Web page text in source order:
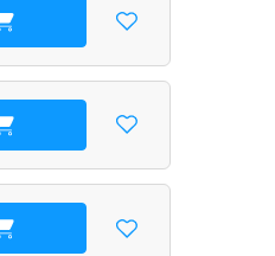
В корзину
В корзину
В корзину